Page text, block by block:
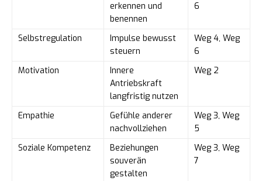
erkennen und
benennen
6
Selbstregulation
Impulse bewusst
steuern
Weg 4, Weg
6
Motivation
Innere
Antriebskraft
langfristig nutzen
Weg 2
Empathie
Gefühle anderer
nachvollziehen
Weg 3, Weg
5
Soziale Kompetenz
Beziehungen
souverän
gestalten
Weg 3, Weg
7